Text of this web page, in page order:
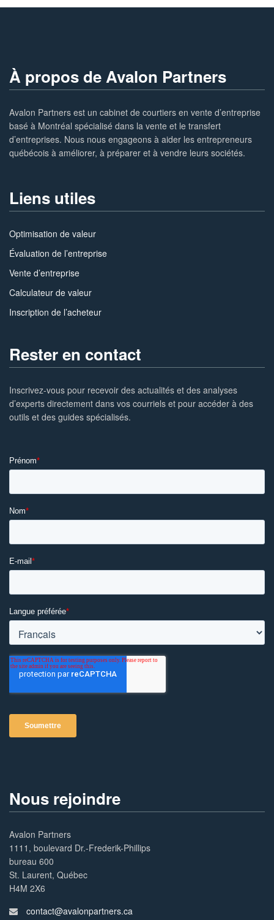
À propos de Avalon Partners
Avalon Partners est un cabinet de courtiers en vente d’entreprise
basé à Montréal spécialisé dans la vente et le transfert
d’entreprises. Nous nous engageons à aider les entrepreneurs
québécois à améliorer, à préparer et à vendre leurs sociétés.
Liens utiles
Optimisation de valeur
Évaluation de l’entreprise
Vente d’entreprise
Calculateur de valeur
Inscription de l’acheteur
Rester en contact
Inscrivez-vous pour recevoir des actualités et des analyses
d’experts directement dans vos courriels et pour accéder à des
outils et des guides spécialisés.
Nous rejoindre
Avalon Partners
1111, boulevard Dr.-Frederik-Phillips
bureau 600
St. Laurent, Québec
H4M 2X6
contact@avalonpartners.ca